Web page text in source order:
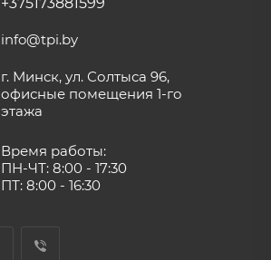
info@tpi.by
г. Минск, ул. Солтыса 96,
офисные помещения 1-го
этажа
Время работы:
ПН-ЧТ: 8:00 - 17:30
ПТ: 8:00 - 16:30